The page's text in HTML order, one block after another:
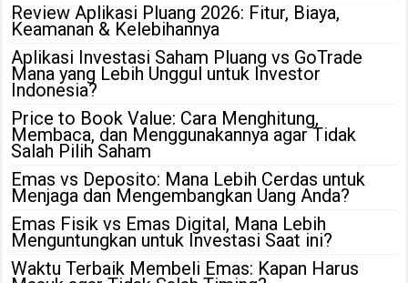
Review Aplikasi Pluang 2026: Fitur, Biaya,
Keamanan & Kelebihannya
Aplikasi Investasi Saham Pluang vs GoTrade
Mana yang Lebih Unggul untuk Investor
Indonesia?
Price to Book Value: Cara Menghitung,
Membaca, dan Menggunakannya agar Tidak
Salah Pilih Saham
Emas vs Deposito: Mana Lebih Cerdas untuk
Menjaga dan Mengembangkan Uang Anda?
Emas Fisik vs Emas Digital, Mana Lebih
Menguntungkan untuk Investasi Saat ini?
Waktu Terbaik Membeli Emas: Kapan Harus